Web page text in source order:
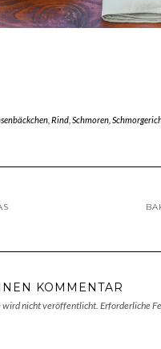
, Rind, Schmoren,
KOMMENTAR
wird nicht veröffentlicht. Erforderliche